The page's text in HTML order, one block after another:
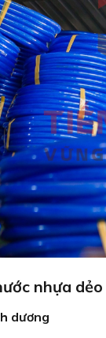
nhựa dẻo
dương